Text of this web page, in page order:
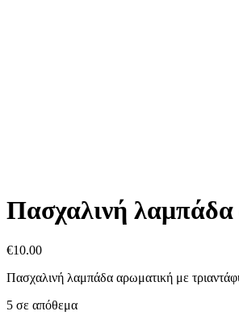
Πασχαλινή λαμπάδα
€10.00
Πασχαλινή λαμπάδα αρωματική με
5 σε απόθεμα